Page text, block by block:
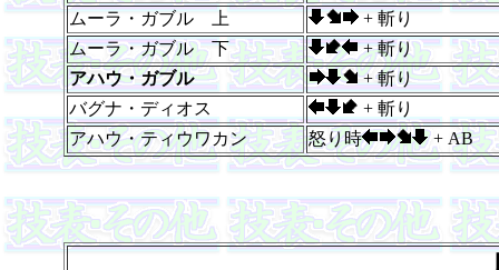
ムーラ・ガブル 上
+ 斬り
ムーラ・ガブル 下
+ 斬り
アハウ・ガブル
+ 斬り
バグナ・ディオス
+ 斬り
アハウ・ティウワカン
怒り時 + AB